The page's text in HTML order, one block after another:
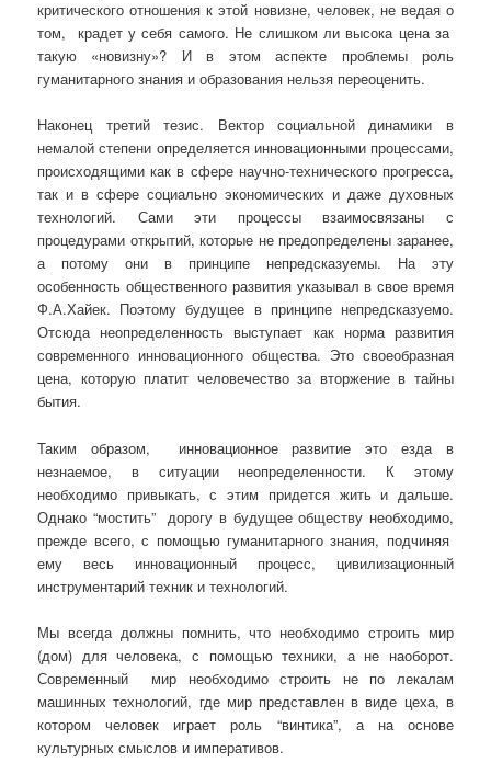
критического отношения к этой новизне, человек, не ведая о
том, крадет у себя самого. Не слишком ли высока цена за
такую «новизну»? И в этом аспекте проблемы роль
гуманитарного знания и образования нельзя переоценить.
Наконец третий тезис. Вектор социальной динамики в
немалой степени определяется инновационными процессами,
происходящими как в сфере научно-технического прогресса,
так и в сфере социально экономических и даже духовных
технологий. Сами эти процессы взаимосвязаны с
процедурами открытий, которые не предопределены заранее,
а потому они в принципе непредсказуемы. На эту
особенность общественного развития указывал в свое время
Ф.А.Хайек. Поэтому будущее в принципе непредсказуемо.
Отсюда неопределенность выступает как норма развития
современного инновационного общества. Это своеобразная
цена, которую платит человечество за вторжение в тайны
бытия.
Таким образом, инновационное развитие это езда в
незнаемое, в ситуации неопределенности. К этому
необходимо привыкать, с этим придется жить и дальше.
Однако “мостить” дорогу в будущее обществу необходимо,
прежде всего, с помощью гуманитарного знания, подчиняя
ему весь инновационный процесс, цивилизационный
инструментарий техник и технологий.
Мы всегда должны помнить, что необходимо строить мир
(дом) для человека, с помощью техники, а не наоборот.
Современный мир необходимо строить не по лекалам
машинных технологий, где мир представлен в виде цеха, в
котором человек играет роль “винтика”, а на основе
культурных смыслов и императивов.